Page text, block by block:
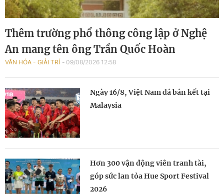
Thêm trường phổ thông công lập ở Nghệ
An mang tên ông Trần Quốc Hoàn
VĂN HÓA - GIẢI TRÍ 09/08/2026 12:58
Ngày 16/8, Việt Nam đá bán kết tại
Malaysia
Hơn 300 vận động viên tranh tài,
góp sức lan tỏa Hue Sport Festival
2026